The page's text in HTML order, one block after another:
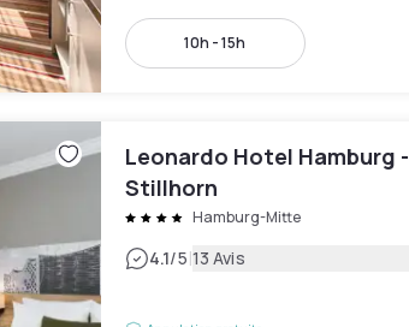
10h - 15h
Leonardo Hotel Hamburg -
Stillhorn
Hamburg-Mitte
4.1/5|13 Avis